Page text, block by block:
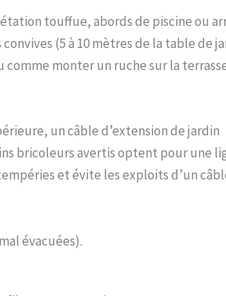
touffue, abords de piscine ou
(5 à 10 mètres de la table de
monter un ruche sur la
un câble d’extension de jardin
bricoleurs avertis optent pour une
et évite les exploits d’un
évacuées).